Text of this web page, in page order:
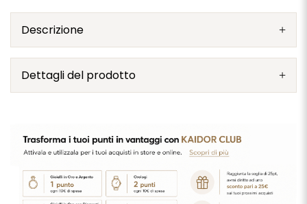
Descrizione
Dettagli del prodotto